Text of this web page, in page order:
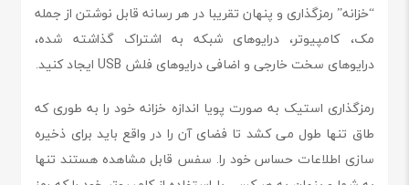
“خزانه” رمزگذاری و پنهان تقریبا در هر رسانه قابل نوشتن از جمله
مک، کامپیوتر، درایوهای شبکه به اشتراک گذاشته شده،
درایوهای سخت خارجی و اضافی درایوهای فلش USB ایجاد کنید.
رمزگذاری استیک به صورت پویا اندازه خزانه خود را به طوری که
طاق تنها طول می کشد تا فضای آن را در واقع باید برای ذخیره
سازی اطلاعات حساس خود را. سفس قابل مشاهده هستند تنها